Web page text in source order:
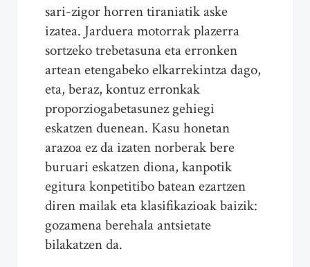
sari-zigor horren tiraniatik aske
izatea. Jarduera motorrak plazerra
sortzeko trebetasuna eta erronken
artean etengabeko elkarrekintza dago,
eta, beraz, kontuz erronkak
proporziogabetasunez gehiegi
eskatzen duenean. Kasu honetan
arazoa ez da izaten norberak bere
buruari eskatzen diona, kanpotik
egitura konpetitibo batean ezartzen
diren mailak eta klasifikazioak baizik:
gozamena berehala antsietate
bilakatzen da.